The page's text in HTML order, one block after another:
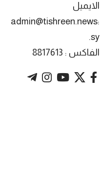
الايميل
:admin@tishreen.news
.sy
الفاكس : 8817613